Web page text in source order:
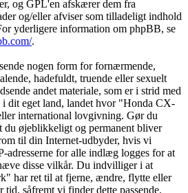
og GPL'en afskærer dem fra
og/eller afviser som tilladeligt indhold
yderligere information om phpBB, se
.
nogen form for fornærmende,
hadefuldt, truende eller sexuelt
andet materiale, som er i strid med
dit eget land, landet hvor "Honda CX-
international lovgivning. Gør du
du øjeblikkeligt og permanent bliver
til din Internet-udbyder, hvis vi
adresserne for alle indlæg logges for at
disse vilkår. Du indvilliger i at
har ret til at fjerne, ændre, flytte eller
tid, såfremt vi finder dette passende.